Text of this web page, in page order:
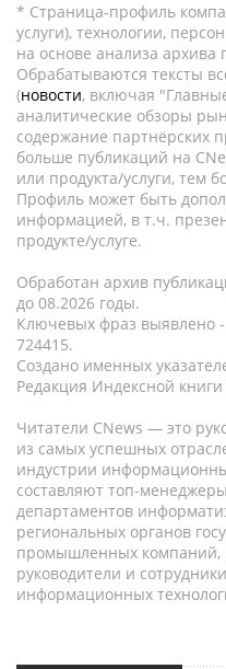
* Страница-профиль
услуги), технологии,
на основе анализа архива
Обрабатываются тексты
(новости, включая
аналитические обзоры
содержание партнёрских
больше публикаций на
или продукта/услуги, тем
Профиль может быть
информацией, в т.ч.
продукте/услуге.
Обработан архив
до 08.2026 годы.
Ключевых фраз выявлено
724415.
Создано именных
Редакция Индексной книги
Читатели CNews — это
из самых успешных
индустрии
составляют топ-
департаментов
региональных органов
промышленных компаний,
руководители и
информационных